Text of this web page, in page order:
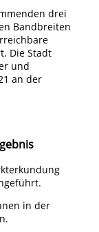
drei
Bandbreiten
Die Stadt
und
an der
in der